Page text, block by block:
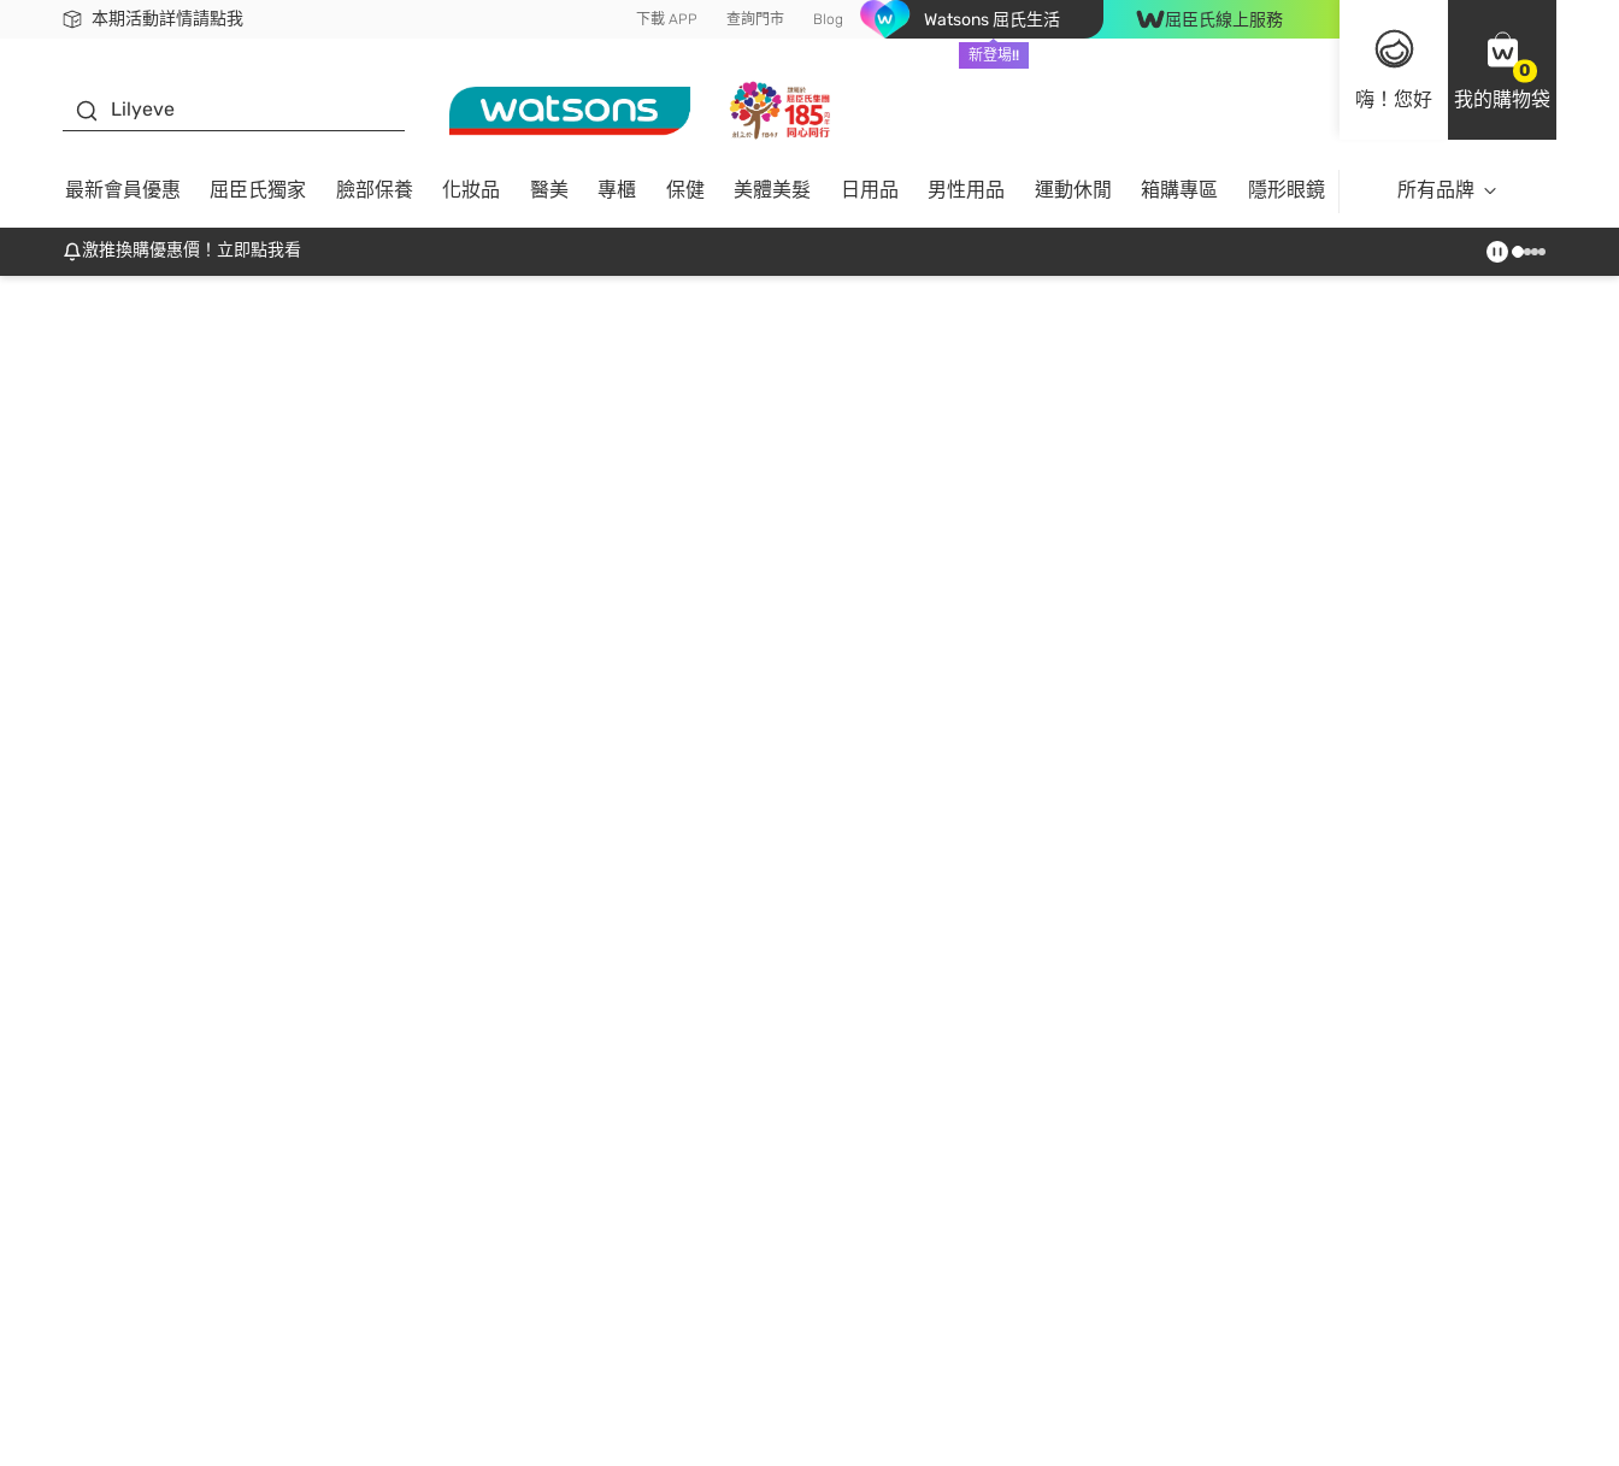
本期活動詳情請點我
下載app最高回饋$350 下載 APP 查詢門市 Blog Watsons 屈氏生活
新登場!!
屈臣氏線上服務
嗨！您好
0
我的購物袋
Lilyeve
最新會員優惠 屈臣氏獨家 臉部保養 化妝品 醫美 專櫃 保健 美體美髮 日用品 男性用品 運動休閒 箱購專區 隱形眼鏡 所有品牌
激推換購優惠價！立即點我看